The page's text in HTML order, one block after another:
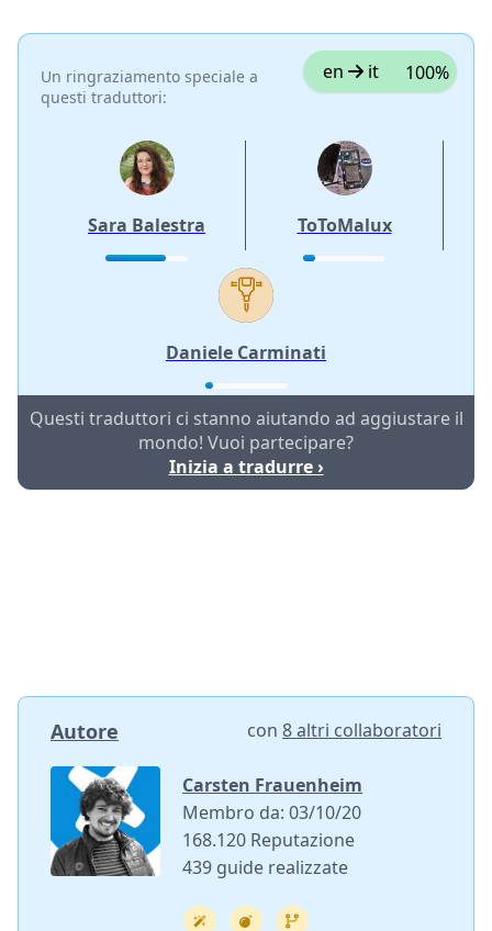
Un ringraziamento speciale a
questi traduttori:
en it 100%
Sara Balestra ToToMalux
Daniele Carminati
Questi traduttori ci stanno aiutando ad aggiustare il
mondo! Vuoi partecipare?
Inizia a tradurre ›
Autore con 8 altri collaboratori
Carsten Frauenheim
Membro da: 03/10/20
168.120 Reputazione
439 guide realizzate